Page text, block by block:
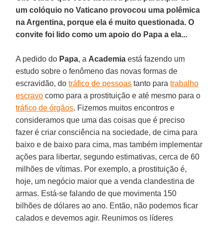
um colóquio no Vaticano provocou uma polêmica
na Argentina, porque ela é muito questionada. O
convite foi lido como um apoio do Papa a ela...
A pedido do Papa, a Academia está fazendo um
estudo sobre o fenômeno das novas formas de
escravidão, dotráfico de pessoas tanto paratrabalho
escravo como para a prostituição e até mesmo para o
tráfico de órgãos. Fizemos muitos encontros e
consideramos que uma das coisas que é preciso
fazer é criar consciência na sociedade, de cima para
baixo e de baixo para cima, mas também implementar
ações para libertar, segundo estimativas, cerca de 60
milhões de vítimas. Por exemplo, a prostituição é,
hoje, um negócio maior que a venda clandestina de
armas. Está-se falando de que movimenta 150
bilhões de dólares ao ano. Então, não podemos ficar
calados e devemos agir. Reunimos os líderes